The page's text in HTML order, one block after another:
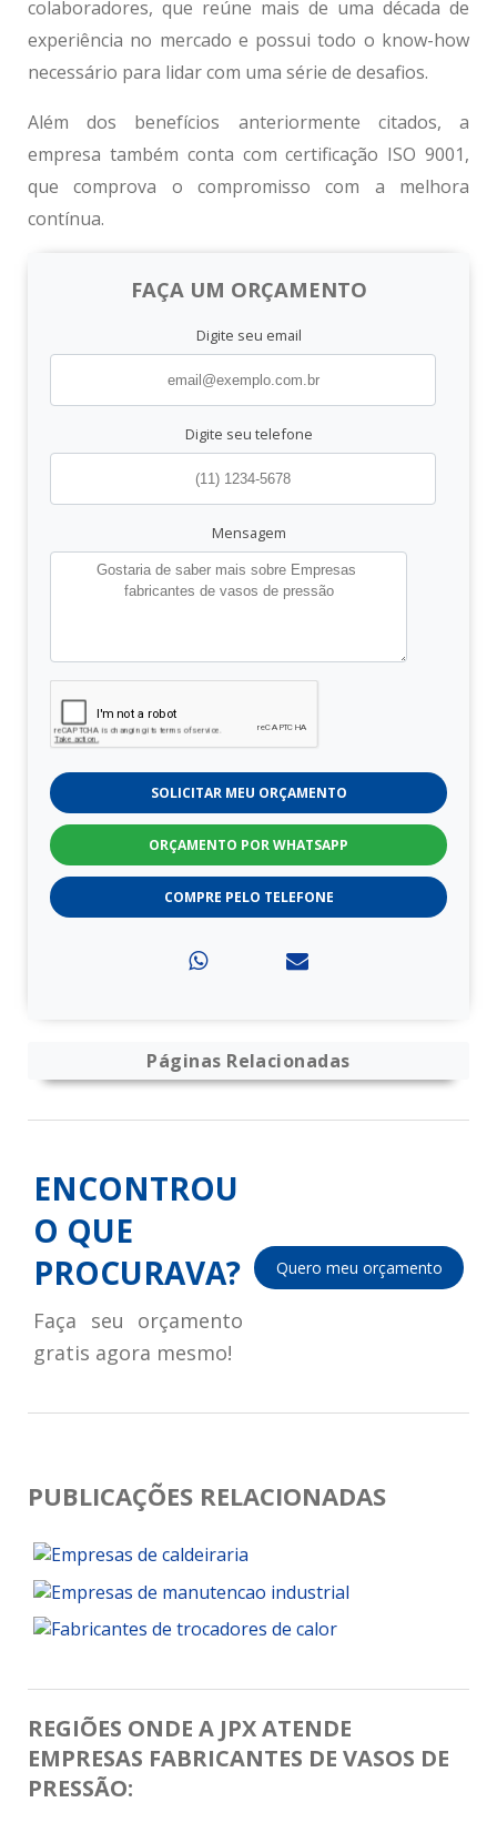
colaboradores, que reúne mais de uma década de
experiência no mercado e possui todo o know-how
necessário para lidar com uma série de desafios.
Além dos benefícios anteriormente citados, a
empresa também conta com certificação ISO 9001,
que comprova o compromisso com a melhora
contínua.
FAÇA UM ORÇAMENTO
Digite seu email
Digite seu telefone
Mensagem
SOLICITAR MEU ORÇAMENTO
ORÇAMENTO POR WHATSAPP
COMPRE PELO TELEFONE
Páginas Relacionadas
ENCONTROU
O QUE
PROCURAVA?
Faça seu orçamento
gratis agora mesmo!
Quero meu orçamento
PUBLICAÇÕES RELACIONADAS
REGIÕES ONDE A JPX ATENDE
EMPRESAS FABRICANTES DE VASOS DE
PRESSÃO: